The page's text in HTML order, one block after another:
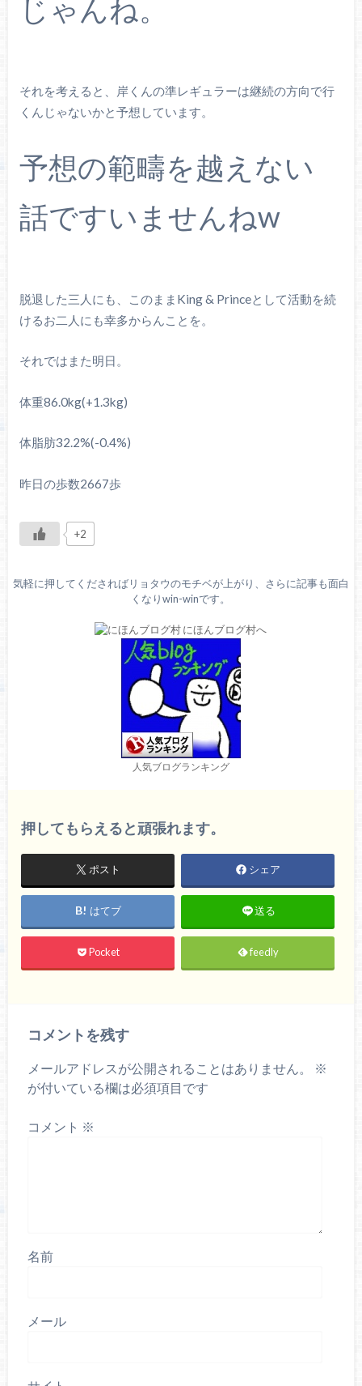
じゃんね。
それを考えると、岸くんの準レギュラーは継続の方向で行
くんじゃないかと予想しています。
予想の範疇を越えない
話ですいませんねw
脱退した三人にも、このままKing & Princeとして活動を続
けるお二人にも幸多からんことを。
それではまた明日。
体重86.0kg(+1.3kg)
体脂肪32.2%(-0.4%)
昨日の歩数2667歩
+2
気軽に押してくださればリョタウのモチベが上がり、さらに記事も面白
くなりwin-winです。
人気ブログランキング
押してもらえると頑張れます。
ポスト シェア
はてブ 送る
Pocket feedly
コメントを残す
メールアドレスが公開されることはありません。
※
が付いている欄は必須項目です
コメント ※
名前
メール